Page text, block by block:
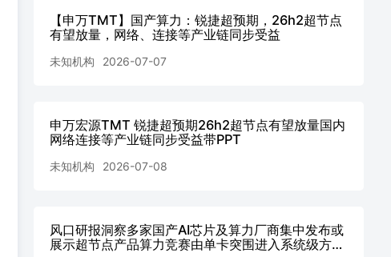
【申万TMT】国产算力：锐捷超预期，26h2超节点
有望放量，网络、连接等产业链同步受益
未知机构 2026-07-07
申万宏源TMT 锐捷超预期26h2超节点有望放量国内
网络连接等产业链同步受益带PPT
未知机构 2026-07-08
风口研报洞察多家国产AI芯片及算力厂商集中发布或
展示超节点产品算力竞赛由单卡突围进入系统级方案